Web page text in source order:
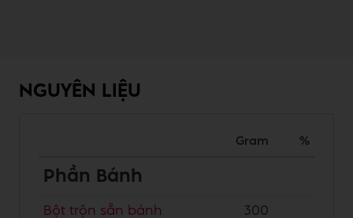
NGUYÊN LIỆU
Gram %
Phần Bánh
Bột trộn sẵn bánh
300